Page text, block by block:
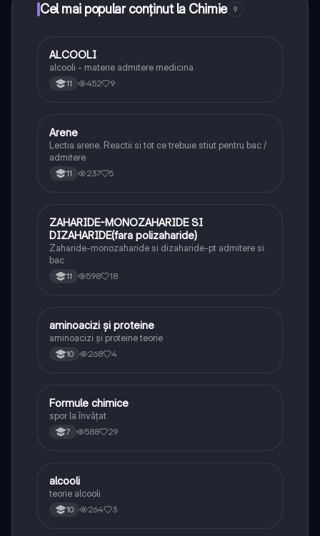
Cel mai popular conținut la Chimie 9
Chimie
ALCOOLI
alcooli - materie admitere medicina
11 452 9
Chimie
Arene
Lectia arene. Reactii si tot ce trebuie stiut pentru bac /
admitere
11 237 5
Chimie
ZAHARIDE-MONOZAHARIDE SI
DIZAHARIDE(fara polizaharide)
Zaharide-monozaharide si dizaharide-pt admitere si
bac
11 598 18
Chimie
aminoacizi și proteine
aminoacizi și proteine teorie
10 268 4
Chimie
Formule chimice
spor la învățat
7 588 29
Chimie
alcooli
teorie alcooli
10 264 3